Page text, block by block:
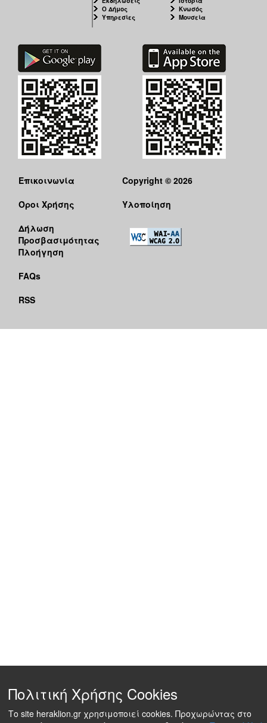
Ο Δήμος
Υπηρεσίες
Κνωσός
Μουσεία
Επικοινωνία
Όροι Χρήσης
Δήλωση
Προσβασιμότητας
Πλοήγηση
FAQs
RSS
Copyright © 2026
Υλοποίηση
Πολιτική Χρήσης Cookies
Το site heraklion.gr χρησιμοποιεί cookies. Προχωρώντας στο